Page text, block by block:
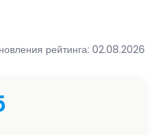
рейтинга: 02.08.2026